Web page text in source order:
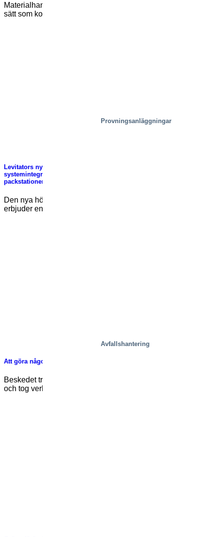
Provningsanläggningar
Avfallshantering
Materialhantering Innovation uppkommer ofta genom att hitta
sätt som kombinerar befintlig utrustning, idéer och teknik [...]
Levitators nya ergonomiska arbetsplattform hjälper
systemintegratörer öka försäljningen och skapa plock- och
packstationer i världsklass
Den nya höj- och sänkbara plattformen från Levitator
erbjuder en rad fördelar för systemintegratörer som [...]
Att göra något och kämpa mot barncancer
Beskedet träffade Niclas Axelsson som ett ton tegelstenar
och tog verkligen tag i hans hjärta. [...]